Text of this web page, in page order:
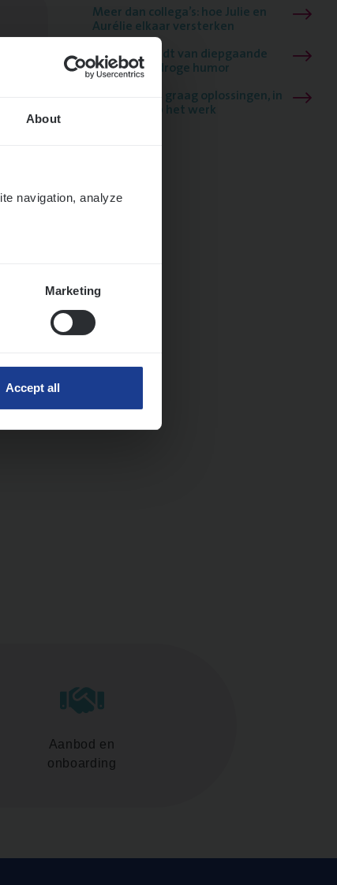
About
navigation, analyze
Marketing
Accept all
Meer dan collega’s: hoe Julie en
Aurélie elkaar versterken
Mathias houdt van diepgaande
dossiers én droge humor
Thalia zoekt graag oplossingen, in
games én op het werk
Aanbod en
onboarding